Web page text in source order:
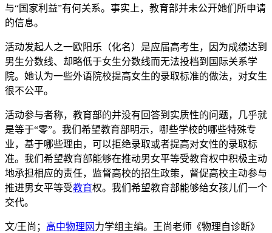
与“国家利益”有何关系。事实上，教育部并未公开她们所申请
的信息。
活动发起人之一欧阳乐（化名）是应届高考生，因为成绩达到
男生分数线、却略低于女生分数线而无法投档到国际关系学
院。她认为一些外语院校提高女生的录取标准的做法，对女生
很不公平。
活动参与者称，教育部的并没有回答到实质性的问题，几乎就
是等于“零”。我们希望教育部明示，哪些学校的哪些特殊专
业，基于哪些理由，可以拒绝录取或者提高对女性的录取标
准。我们希望教育部能够在推动男女平等受教育权中积极主动
地承担相应的责任，监督高校的招生政策，督促高校主动参与
推进男女平等受教育权。我们希望教育部能够给女孩儿们一个
交代。
文/王尚； 高中物理网 力学组主编。王尚老师《物理自诊断》